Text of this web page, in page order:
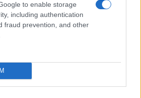
to enable storage
including authentication
fraud prevention, and other
helyett gépfegyver: az